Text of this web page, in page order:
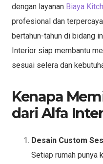
dengan layanan Biaya
profesional dan
bertahun-tahun di bidang
Interior siap membantu
sesuai selera dan
Kenapa
dari Alfa
Desain Custom
Setiap rumah punya